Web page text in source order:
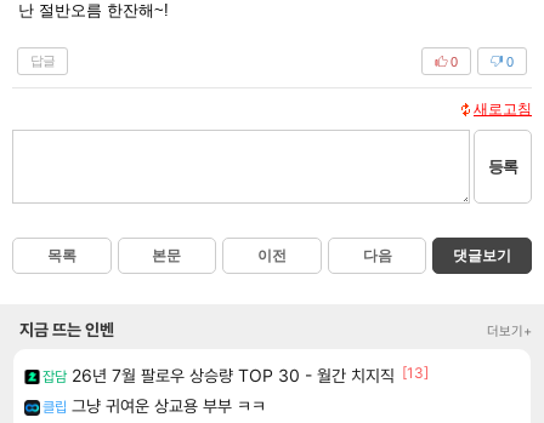
난 절반오름 한잔해~!
답글 0
0
새로고침
등록
목록 본문 이전 다음 댓글보기
지금 뜨는 인벤 더보기+
잡담 26년 7월 팔로우 상승량 TOP 30 - 월간 치지직 [13]
클립 그냥 귀여운 상교용 부부 ㅋㅋ